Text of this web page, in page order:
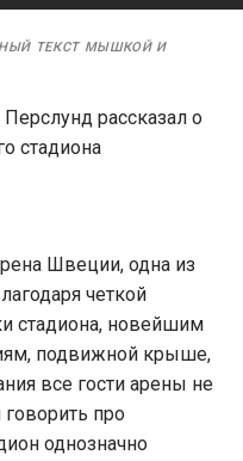
ТЕКСТ МЫШКОЙ И
рассказал о
стадиона
Швеции, одна из
четкой
стадиона, новейшим
подвижной крыше,
все гости арены не
про
однозначно